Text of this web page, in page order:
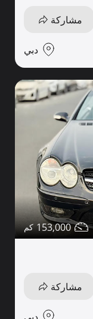
مشاركة
دبي
153,000
مشاركة
دبي